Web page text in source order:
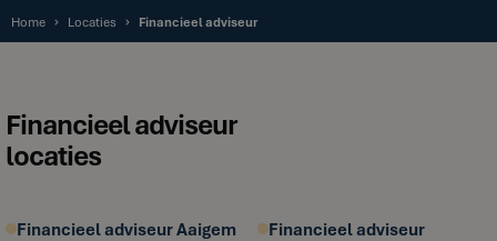
Home Locaties Financieel adviseur
Financieel adviseur
locaties
Financieel adviseur Aaigem
Financieel adviseur